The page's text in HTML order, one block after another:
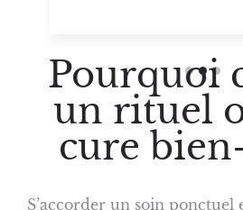
Pourquoi
un rituel
cure
S’accorder un soin ponctuel